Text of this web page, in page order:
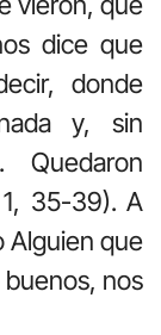
dice que
donde
y, sin
Quedaron
35-39). A
Alguien que
buenos, nos